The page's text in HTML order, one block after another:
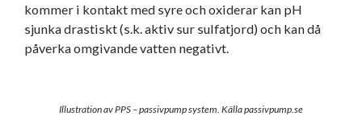
kommer i kontakt med syre och oxiderar kan pH
sjunka drastiskt (s.k. aktiv sur sulfatjord) och kan då
påverka omgivande vatten negativt.
Illustration av PPS – passivpump system. Källa passivpump.se